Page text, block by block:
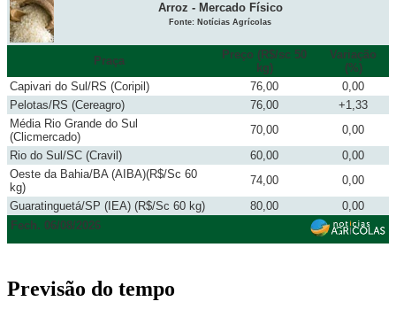
Arroz - Mercado Físico
Fonte: Notícias Agrícolas
Praça
Preço (R$/sc 50
kg)
Variação
(%)
Capivari do Sul/RS (Coripil)
76,00
0,00
Pelotas/RS (Cereagro)
76,00
+1,33
Média Rio Grande do Sul
(Clicmercado)
70,00
0,00
Rio do Sul/SC (Cravil)
60,00
0,00
Oeste da Bahia/BA (AIBA)(R$/Sc 60
kg)
74,00
0,00
Guaratinguetá/SP (IEA) (R$/Sc 60 kg)
80,00
0,00
Fech. 06/08/2026
Previsão do tempo